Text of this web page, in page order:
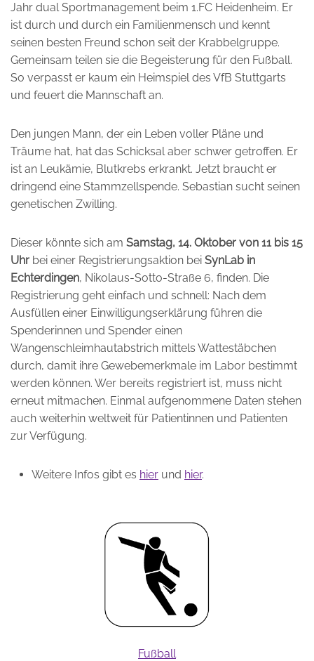
Jahr dual Sportmanagement beim 1.FC Heidenheim. Er
ist durch und durch ein Familienmensch und kennt
seinen besten Freund schon seit der Krabbelgruppe.
Gemeinsam teilen sie die Begeisterung für den Fußball.
So verpasst er kaum ein Heimspiel des VfB Stuttgarts
und feuert die Mannschaft an.
Den jungen Mann, der ein Leben voller Pläne und
Träume hat, hat das Schicksal aber schwer getroffen. Er
ist an Leukämie, Blutkrebs erkrankt. Jetzt braucht er
dringend eine Stammzellspende. Sebastian sucht seinen
genetischen Zwilling.
Dieser könnte sich am Samstag, 14. Oktober von 11 bis 15
Uhr bei einer Registrierungsaktion bei SynLab in
Echterdingen, Nikolaus-Sotto-Straße 6, finden. Die
Registrierung geht einfach und schnell: Nach dem
Ausfüllen einer Einwilligungserklärung führen die
Spenderinnen und Spender einen
Wangenschleimhautabstrich mittels Wattestäbchen
durch, damit ihre Gewebemerkmale im Labor bestimmt
werden können. Wer bereits registriert ist, muss nicht
erneut mitmachen. Einmal aufgenommene Daten stehen
auch weiterhin weltweit für Patientinnen und Patienten
zur Verfügung.
Weitere Infos gibt es hier und hier.
Fußball